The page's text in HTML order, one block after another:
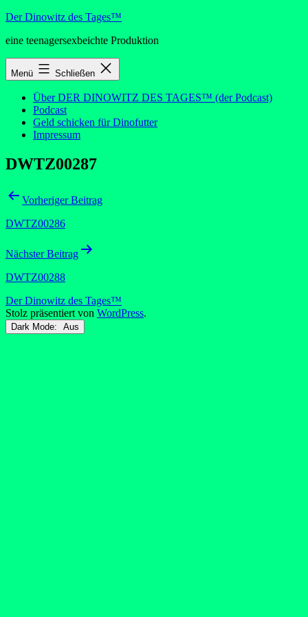
Zum
springen
Der Dinowitz des Tages™
eine teenagersexbeichte Produktion
Menü Schließen
Über DER DINOWITZ DES TAGES™ (der Podcast)
Podcast
Geld schicken für Dinofutter
Impressum
DWTZ00287
Beitragsnavigation
Vorheriger Beitrag
DWTZ00286
Nächster Beitrag
DWTZ00288
Der Dinowitz des Tages™
Stolz präsentiert von WordPress.
Dark Mode: